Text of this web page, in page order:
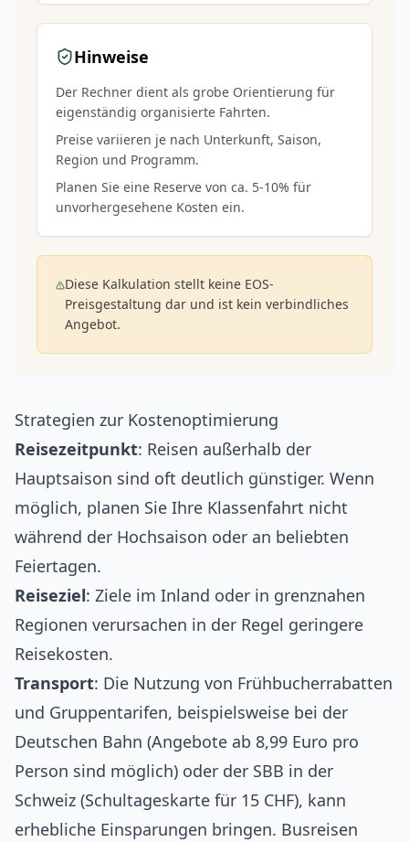
Hinweise
Der Rechner dient als grobe Orientierung für
eigenständig organisierte Fahrten.
Preise variieren je nach Unterkunft, Saison,
Region und Programm.
Planen Sie eine Reserve von ca. 5-10% für
unvorhergesehene Kosten ein.
Diese Kalkulation stellt keine EOS-
Preisgestaltung dar und ist kein verbindliches
Angebot.
Strategien zur Kostenoptimierung
Reisezeitpunkt: Reisen außerhalb der
Hauptsaison sind oft deutlich günstiger. Wenn
möglich, planen Sie Ihre Klassenfahrt nicht
während der Hochsaison oder an beliebten
Feiertagen.
Reiseziel: Ziele im Inland oder in grenznahen
Regionen verursachen in der Regel geringere
Reisekosten.
Transport: Die Nutzung von Frühbucherrabatten
und Gruppentarifen, beispielsweise bei der
Deutschen Bahn (Angebote ab 8,99 Euro pro
Person sind möglich) oder der SBB in der
Schweiz (Schultageskarte für 15 CHF), kann
erhebliche Einsparungen bringen. Busreisen